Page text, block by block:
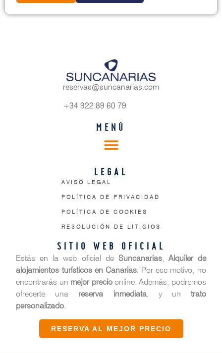
reservas@suncanarias.com
+34 922 89 60 79
MENÚ
LEGAL
AVISO LEGAL
POLÍTICA DE PRIVACIDAD
POLÍTICA DE COOKIES
RESOLUCIÓN DE LITIGIOS
SITIO WEB OFICIAL
Estás en la web oficial de Suncanarias, Alquiler de
alojamientos turísticos en Canarias. Por ese motivo, no
encontrarás un mejor precioonline. Además, podremos
ofrecerte una reserva inmediata, y un trato
personalizado.
RESERVA AL MEJOR PRECIO